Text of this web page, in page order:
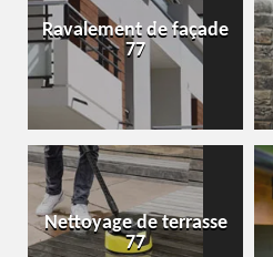
Ravalement de façade
77
Nettoyage de terrasse
77